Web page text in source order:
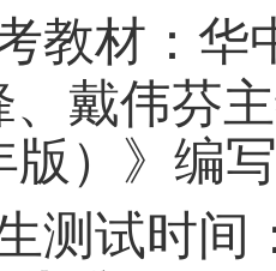
教材：华
、戴伟芬
版）》编写
测试时间